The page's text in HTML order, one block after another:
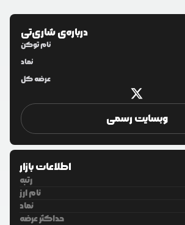
درباره‌یشاری‌تی
نام توکن
نماد
عرضه کل
وبسایت رسمی
اطلاعات بازار
رتبه
نام ارز
نماد
حداکثر عرضه